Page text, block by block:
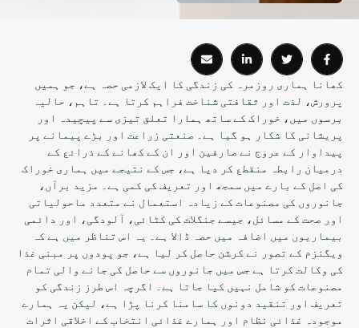
کھانا ہماری روزمرہ کی زندگی کا ایک لازمی حصہ ہے، جو ہمیں
پرورش، لذت اور ثقافتی شناخت فراہم کرتا ہے۔ تاہم، حالیہ
برسوں میں، خوراک کے ساتھ ہمارا تعلق تیزی سے پیچیدہ اور
پریشانی کا شکار ہو گیا ہے۔ صنعتی زراعت اور بڑے پیمانے پر
پیداوار کے عروج نے صارفین اور ان کے کھانے کے ذرائع کے
درمیان رابطہ منقطع کر دیا ہے، جس کے نتیجے میں ہماری خوراک
کی اصل کے بارے میں سمجھ اور تعریف کی کمی ہے۔ مزید برآں،
جانوروں کی مصنوعات کے زیادہ استعمال نے متعدد ماحولیاتی
اور صحت کے مسائل، جیسے جنگلات کی کٹائی، آلودگی، اور دائمی
بیماریوں میں اضافہ میں حصہ ڈالا ہے۔ یہ اس تناظر میں ہے کہ
ویگنزم کے تصور نے کرشن حاصل کر لیا ہے، جو پودوں پر مبنی غذا
کی وکالت کرتا ہے جس میں جانوروں سے حاصل کی جانے والی تمام
مصنوعات کو شامل نہیں کیا جاتا ہے۔ اگرچہ اس طرز زندگی کو
تعریف اور تنقید دونوں کا سامنا کرنا پڑا ہے، لیکن یہ ہمارے
موجودہ غذائی نظام اور ہمارے غذائی انتخاب کے اخلاقی اثرات